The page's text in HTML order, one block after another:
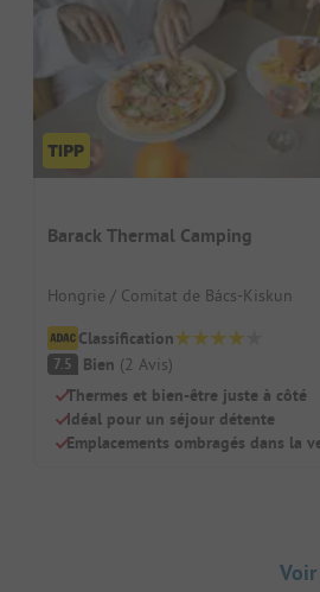
Barack Thermal Camping
Hongrie / Comitat de Bács-Kiskun
Classification
7.5 Bien (2 Avis)
Thermes et bien-être juste à côté
Idéal pour un séjour détente
Emplacements ombragés dans la